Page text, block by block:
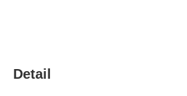
Detail